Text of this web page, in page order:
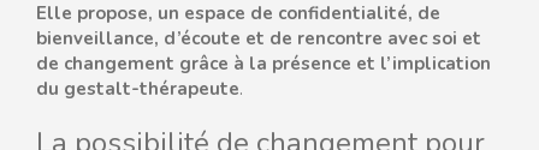
Elle propose, un espace de confidentialité, de
bienveillance, d’écoute et de rencontre avec soi et
de changement grâce à la présence et l’implication
du gestalt-thérapeute.